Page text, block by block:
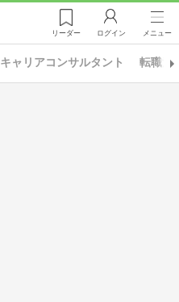
リーダー ログイン メニュー
キャリアコンサルタント 転職活